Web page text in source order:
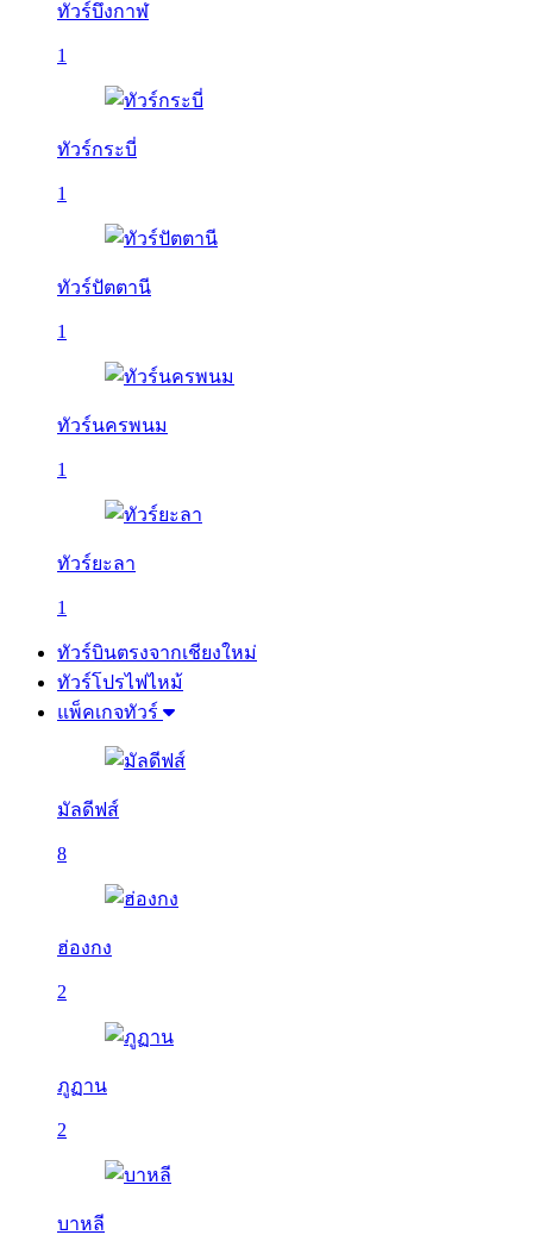
ทัวร์บึงกาฬ
1
ทัวร์กระบี่
1
ทัวร์ปัตตานี
1
ทัวร์นครพนม
1
ทัวร์ยะลา
1
ทัวร์บินตรงจากเชียงใหม่
ทัวร์โปรไฟไหม้
แพ็คเกจทัวร์
มัลดีฟส์
8
ฮ่องกง
2
ภูฏาน
2
บาหลี